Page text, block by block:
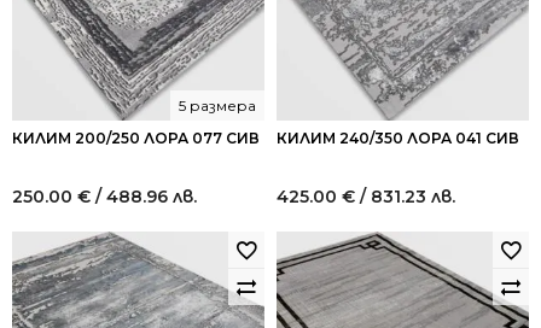
КИЛИМ 200/250 ЛОРА 077 СИВ
5 размера
250.00 € / 488.96 лв.
КИЛИМ 240/350 ЛОРА 041 СИВ
425.00 € / 831.23 лв.